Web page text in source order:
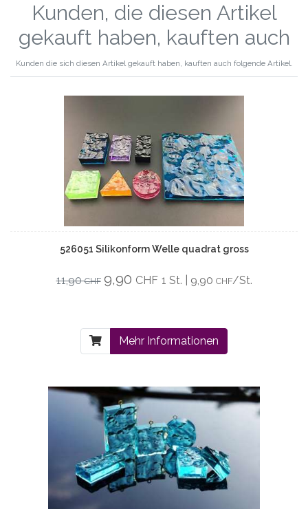
Kunden, die diesen Artikel
gekauft haben, kauften auch
Kunden die sich diesen Artikel gekauft haben, kauften auch folgende Artikel.
526051 Silikonform Welle quadrat gross
11,90CHF 9,90 CHF 1 St. | 9,90 CHF/St.
Mehr Informationen